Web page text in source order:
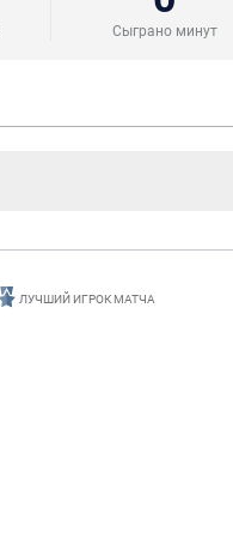
Сыграно минут
ЛУЧШИЙ ИГРОК МАТЧА